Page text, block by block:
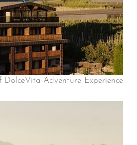
DolceVita Adventure Experience